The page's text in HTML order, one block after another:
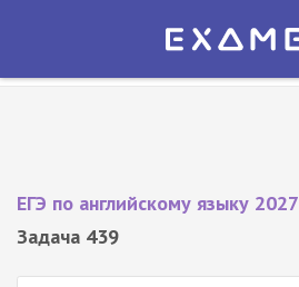
Экзамер — ЕГЭ 2027
ЕГЭ по английскому языку 2027
Задача 439